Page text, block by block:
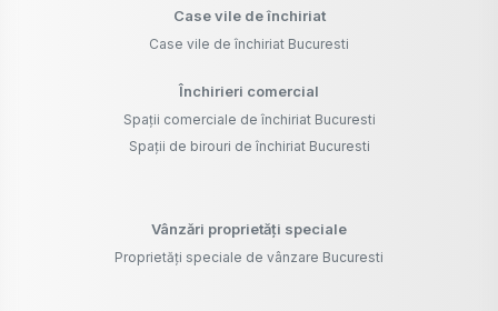
Case vile de închiriat
Case vile de închiriat Bucuresti
Închirieri comercial
Spații comerciale de închiriat Bucuresti
Spații de birouri de închiriat Bucuresti
Vânzări proprietăți speciale
Proprietăți speciale de vânzare Bucuresti